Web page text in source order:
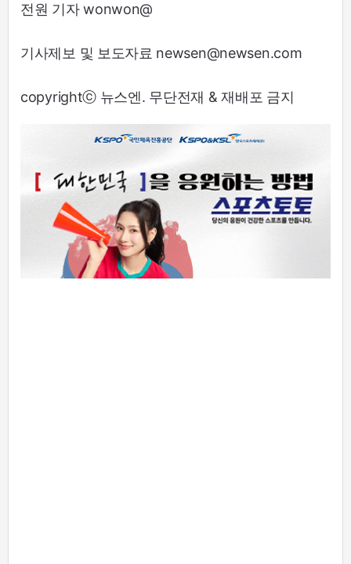
전원 기자 wonwon@
기사제보 및 보도자료 newsen@newsen.com
copyrightⓒ 뉴스엔. 무단전재 & 재배포 금지